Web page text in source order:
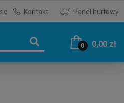
Kontakt Panel hurtowy
0 0,00 zł